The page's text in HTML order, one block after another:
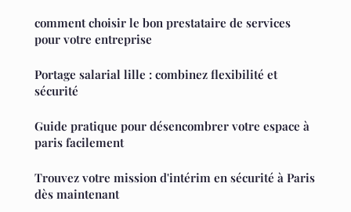
comment choisir le bon prestataire de services
pour votre entreprise
Portage salarial lille : combinez flexibilité et
sécurité
Guide pratique pour désencombrer votre espace à
paris facilement
Trouvez votre mission d'intérim en sécurité à Paris
dès maintenant